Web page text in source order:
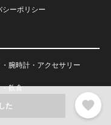
た favorite
シーポリシー
腕時計・アクセサリー
飲食
ベビー・玩具